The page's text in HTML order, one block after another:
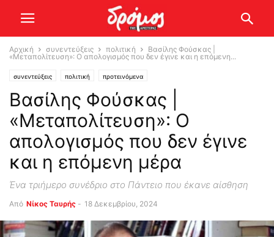
Αρχική συνεντεύξεις πολιτική
Βασίλης Φούσκας |
«Μεταπολίτευση»: Ο απολογισμός που δεν έγινε και η επόμενη...
συνεντεύξεις πολιτική προτεινόμενα
Βασίλης Φούσκας |
«Μεταπολίτευση»: Ο
απολογισμός που δεν έγινε
και η επόμενη μέρα
Ένα τριήμερο συνέδριο στο Πάντειο που έκανε αίσθηση
Από Νίκος Ταυρής - 18 Δεκεμβρίου, 2024